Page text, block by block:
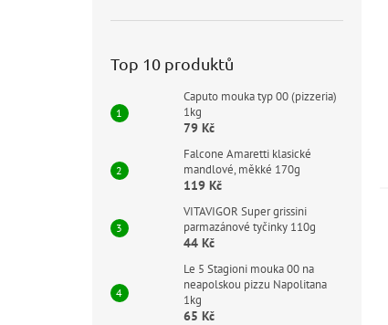
Top 10 produktů
Caputo mouka typ 00 (pizzeria)
1kg
79 Kč
Falcone Amaretti klasické
mandlové, měkké 170g
119 Kč
VITAVIGOR Super grissini
parmazánové tyčinky 110g
44 Kč
Le 5 Stagioni mouka 00 na
neapolskou pizzu Napolitana
1kg
65 Kč